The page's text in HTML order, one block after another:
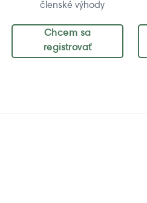
členské výhody
Chcem sa
registrovať